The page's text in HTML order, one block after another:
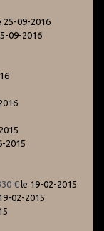
25-09-2016
09-2016
2015
€ le 19-02-2015
02-2015